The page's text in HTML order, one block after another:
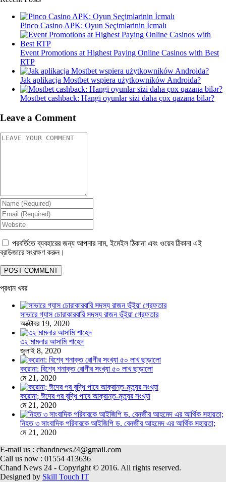
Pinco Casino APK: Oyun Seçimlərinin İcmalı
Event Promotions at Highest Paying Online Casinos with Best
RTP
Jak aplikacja Mostbet wspiera użytkowników Androida?
Mostbet cashback: Hangi oyunlar sizi daha çox qazana bilər?
Leave a Comment
পরবর্তিতে ব্যবহারের জন্য আপনার নাম, ইমেইল ঠিকানা এবং ওয়েব ঠিকানা এই
ব্রাউজারে সংরক্ষণ করুন।
প্রধান খবর
সাভারে গ্যাস চোরাকারবারি সদস্য রাজন ভূঁইয়া গ্রেফতার
অক্টোবর 19, 2020
৩২ মামলার আসামি শাহেদ
জুলাই 8, 2020
করোনা: বিশ্বে শনাক্ত রোগীর সংখ্যা ৫০ লাখ ছাড়ালো
মে 21, 2020
করোনা; ঈদের পর বৃদ্ধি পাবে আক্রান্ত-মৃত্যুর সংখ্যা
মে 21, 2020
নিহত ৩ সাংবাদিক পরিবারকে আইজিপি ড. বেনজীর আহমেদ এর আর্থিক সহায়তা;
মে 21, 2020
E-mail us : chandnews24@gmail.com
Call us now : 01554 413636
Chand News 24 - Copyright © 2016. All rights reserved.
Designed by Skill Touch IT